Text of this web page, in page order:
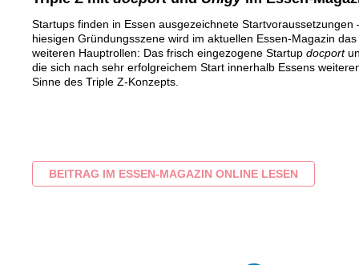
Startups finden in Essen ausgezeichnete Startvoraussetzungen
hiesigen Gründungsszene wird im aktuellen Essen-Magazin
weiteren Hauptrollen: Das frisch eingezogene Startup docport
die sich nach sehr erfolgreichem Start innerhalb Essens
Sinne des Triple Z-Konzepts.
BEITRAG IM ESSEN-MAGAZIN ONLINE LESEN